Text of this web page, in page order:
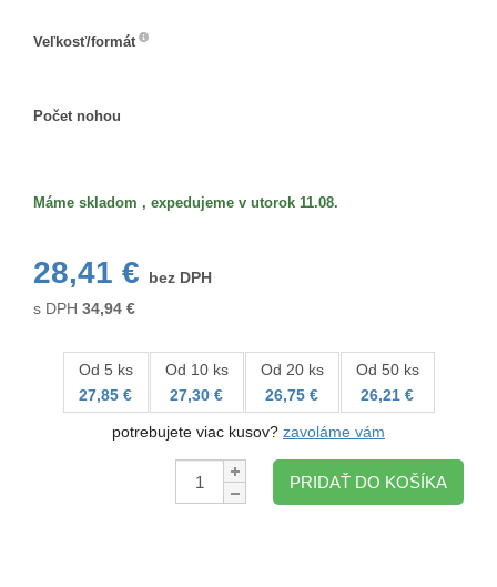
Veľkosť/formát
Počet nohou
Máme skladom , expedujeme v utorok 11.08.
28,41 €
bez DPH
s DPH 34,94 €
Od 5 ks
27,85 €
Od 10 ks
27,30 €
Od 20 ks
26,75 €
Od 50 ks
26,21 €
potrebujete viac kusov? zavoláme vám
Množstvo:
PRIDAŤ DO KOŠÍKA